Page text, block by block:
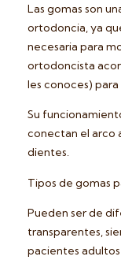
Las gomas son
ortodoncia, ya
necesaria para
ortodoncista
les conoces)
Su
conectan el arco
dientes.
Tipos de gomas
Pueden ser de
transparentes,
pacientes